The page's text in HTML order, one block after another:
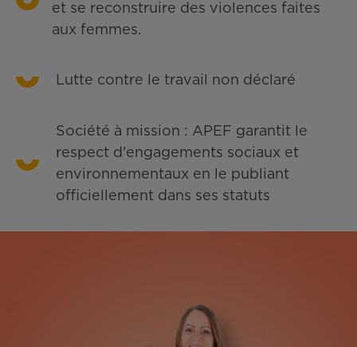
et se reconstruire des violences faites
aux femmes.
Lutte contre le travail non déclaré
Société à mission : APEF garantit le
respect d'engagements sociaux et
environnementaux en le publiant
officiellement dans ses statuts